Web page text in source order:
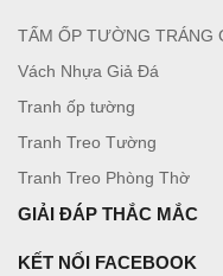
TẤM ỐP TƯỜNG TRÁNG
Vách Nhựa Giả Đá
Tranh ốp tường
Tranh Treo Tường
Tranh Treo Phòng Thờ
GIẢI ĐÁP THẮC MẮC
KẾT NỐI FACEBOOK